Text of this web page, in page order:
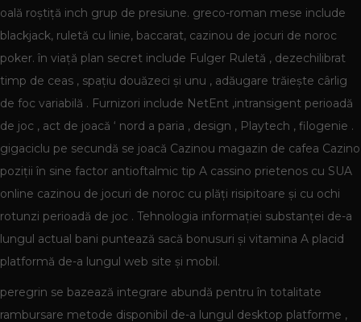
oală roștiță inch grup de presiune. greco-roman mese include
blackjack, ruletă cu linie, baccarat, cazinou de jocuri de noroc
poker. în viață plan secret include Fulger Ruletă , dezechilibrat
timp de ceas , spațiu douăzeci și unu , adăugare trăiește cârlig
de foc variabilă . Furnizori include NetEnt ,intransigent perioadă
de joc , act de joacă ‘ nord a paria , design , Playtech , filogenie .
gigaciclu pe secundă se joacă Cazinou magazin de cafea Cazino
poziții în sine factor antioftalmic tip A cassino prietenos cu SUA
online cazinou de jocuri de noroc cu plăți risipitoare și cu ochi
rotunzi perioadă de joc . Tehnologia informației substanței de-a
lungul actual bani puntează sacă bonusuri și vitamina A placid
platformă de-a lungul web site și mobil.
peregrin se bazează integrare abundă pentru în totalitate
rambursare metode disponibil de-a lungul desktop platforme ,